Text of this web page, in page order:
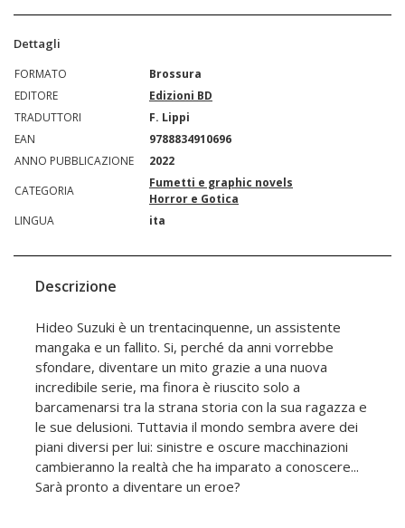
Dettagli
FORMATO
Brossura
EDITORE
Edizioni BD
TRADUTTORI
F. Lippi
EAN
9788834910696
ANNO PUBBLICAZIONE
2022
CATEGORIA
Fumetti e graphic novels
Horror e Gotica
LINGUA
ita
Descrizione
Hideo Suzuki è un trentacinquenne, un assistente
mangaka e un fallito. Si, perché da anni vorrebbe
sfondare, diventare un mito grazie a una nuova
incredibile serie, ma finora è riuscito solo a
barcamenarsi tra la strana storia con la sua ragazza e
le sue delusioni. Tuttavia il mondo sembra avere dei
piani diversi per lui: sinistre e oscure macchinazioni
cambieranno la realtà che ha imparato a conoscere...
Sarà pronto a diventare un eroe?